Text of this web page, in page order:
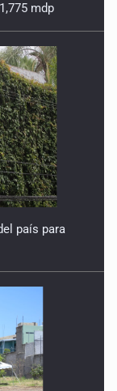
mdp
país para